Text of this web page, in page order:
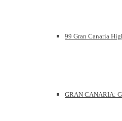
99 Gran Canaria
GRAN CANARIA: